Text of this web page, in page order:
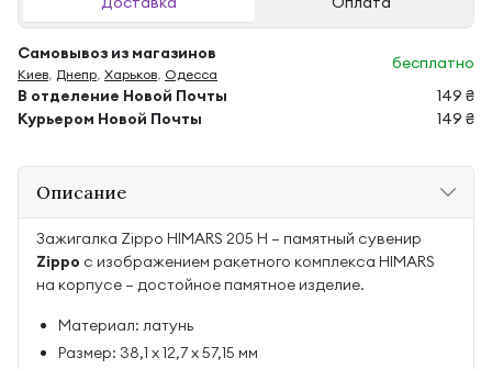
Самовывоз из магазинов
Киев, Днепр, Харьков, Одесса
бесплатно
В отделение Новой Почты
149 ₴
Курьером Новой Почты
149 ₴
Описание
Зажигалка Zippo HIMARS 205 H — памятный сувенир
Zippo с изображением ракетного комплекса HIMARS
на корпусе — достойное памятное изделие.
Материал: латунь
Размер: 38,1 х 12,7 х 57,15 мм